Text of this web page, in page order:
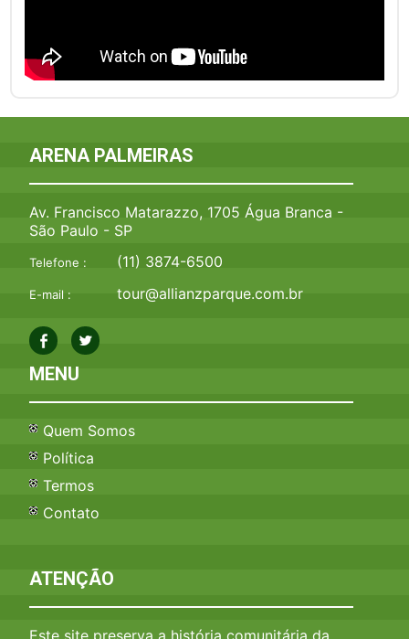
ARENA PALMEIRAS
Av. Francisco Matarazzo, 1705 Água Branca -
São Paulo - SP
Telefone : (11) 3874-6500
E-mail : tour@allianzparque.com.br
MENU
Quem Somos
Política
Termos
Contato
ATENÇÃO
Este site preserva a história comunitária da